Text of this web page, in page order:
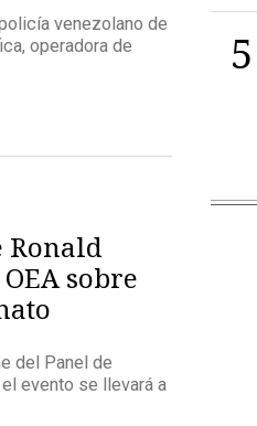
venezolano de
operadora de
Ronald
sobre
del Panel de
evento se llevará a
5